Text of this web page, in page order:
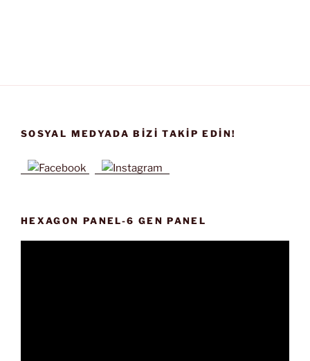
SOSYAL MEDYADA BIZI TAKIP EDIN!
HEXAGON PANEL-6 GEN PANEL